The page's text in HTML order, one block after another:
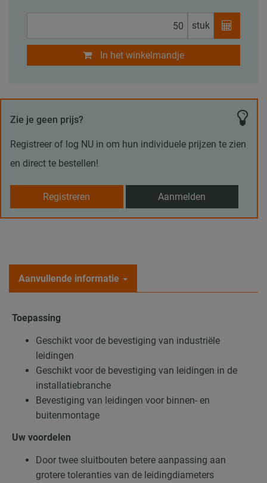
stuk
In het winkelmandje
Zie je geen prijs?
Registreer of log NU in om hun individuele prijzen te zien
en direct te bestellen!
Registreren Aanmelden
Aanvullende informatie
Toepassing
Geschikt voor de bevestiging van industriële
leidingen
Geschikt voor de bevestiging van leidingen in de
installatiebranche
Bevestiging van leidingen voor binnen- en
buitenmontage
Uw voordelen
Door twee sluitbouten betere aanpassing aan
grotere toleranties van de leidingdiameters